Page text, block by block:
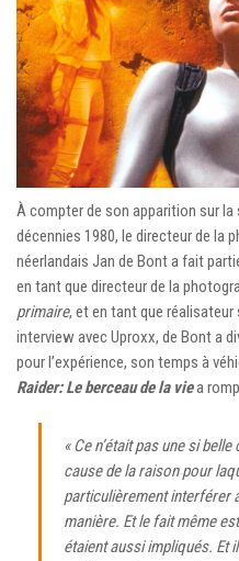
À compter de son apparition sur
décennies 1980, le directeur de la
néerlandais Jan de Bont a fait
en tant que directeur de la
primaire, et en tant que réalisateur
interview avec Uproxx, de Bont a
pour l’expérience, son temps à
Raider: Le berceau de la viea
« Ce n’était pas une si
cause de la raison pour
particulièrement interférer
manière. Et le fait même
étaient aussi impliqués. Et